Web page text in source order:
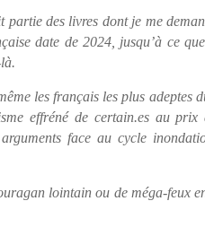
partie des livres dont je me
date de 2024, jusqu’à ce
les français les plus adeptes
effréné de certain.es au prix
face au cycle
lointain ou de méga-feux